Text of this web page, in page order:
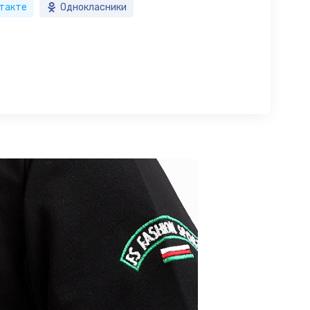
Однокласники